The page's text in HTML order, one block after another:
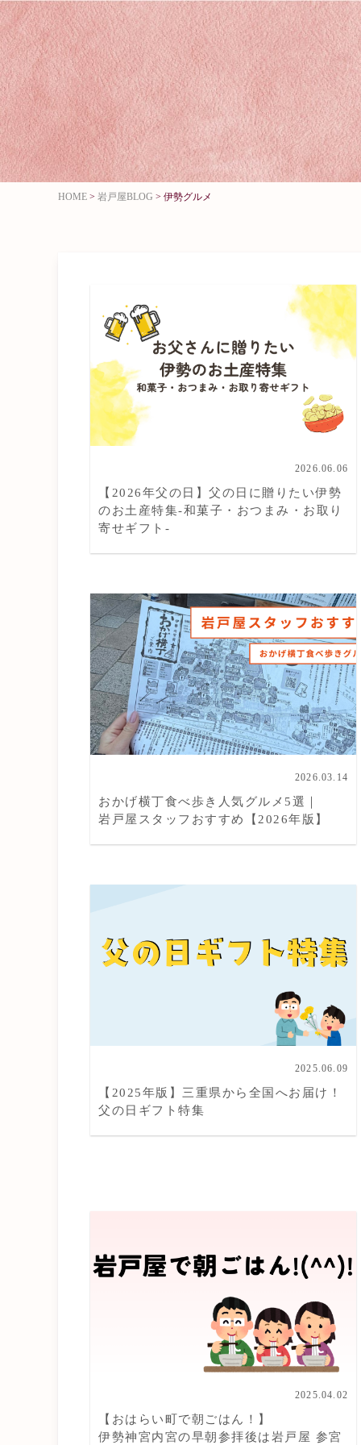
HOME > 岩戸屋BLOG > 伊勢グルメ
2026.06.06
【2026年父の日】父の日に贈りたい伊勢
のお土産特集-和菓子・おつまみ・お取り
寄せギフト-
2026.03.14
おかげ横丁食べ歩き人気グルメ5選｜
岩戸屋スタッフおすすめ【2026年版】
2025.06.09
【2025年版】三重県から全国へお届け！
父の日ギフト特集
2025.04.02
【おはらい町で朝ごはん！】
伊勢神宮内宮の早朝参拝後は岩戸屋 参宮